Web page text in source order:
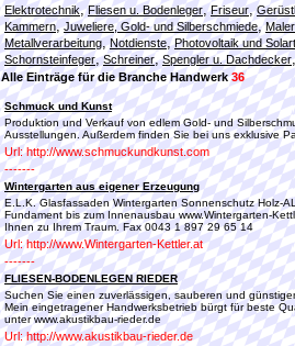
Elektrotechnik, Fliesen u. Bodenleger, Friseur,
Kammern, Juweliere, Gold- und Silberschmiede,
Metallverarbeitung, Notdienste, Photovoltaik und
Schornsteinfeger, Schreiner, Spengler u. Dachdecker,
Alle Einträge für die Branche Handwerk36
Schmuck und Kunst
Produktion und Verkauf von edlem Gold- und
Ausstellungen. Außerdem finden Sie bei uns exklusive
Url: http://www.schmuckundkunst.com
-------
Wintergarten aus eigener Erzeugung
E.L.K. Glasfassaden Wintergarten Sonnenschutz Holz-
Fundament bis zum Innenausbau www.Wintergarten-
Ihnen zu Ihrem Traum. Fax 0043 1 897 29 65 14
Url: http://www.Wintergarten-Kettler.at
-------
FLIESEN-BODENLEGEN RIEDER
Suchen Sie einen zuverlässigen, sauberen und
Mein eingetragener Handwerksbetrieb bürgt für beste
unter www.akustikbau-rieder.de
Url: http://www.akustikbau-rieder.de